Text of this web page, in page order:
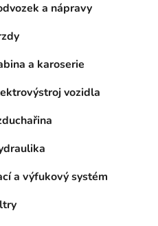
a nápravy
a karoserie
vozidla
a výfukový systém